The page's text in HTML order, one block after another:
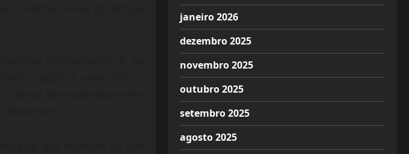
janeiro 2026
dezembro 2025
novembro 2025
outubro 2025
setembro 2025
agosto 2025